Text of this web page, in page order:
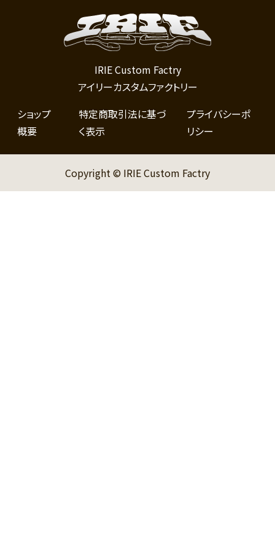
IRIE Custom Factry
アイリーカスタムファクトリー
ショップ
概要
特定商取引法に基づ
く表示
プライバシーポ
リシー
Copyright © IRIE Custom Factry